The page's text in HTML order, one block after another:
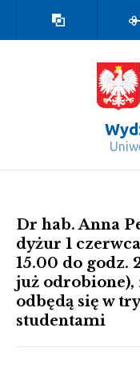
kontrastowa
Dr hab. Anna
dyżur 1
15.00 do godz.
już odrobione),
odbędą się w
studentami